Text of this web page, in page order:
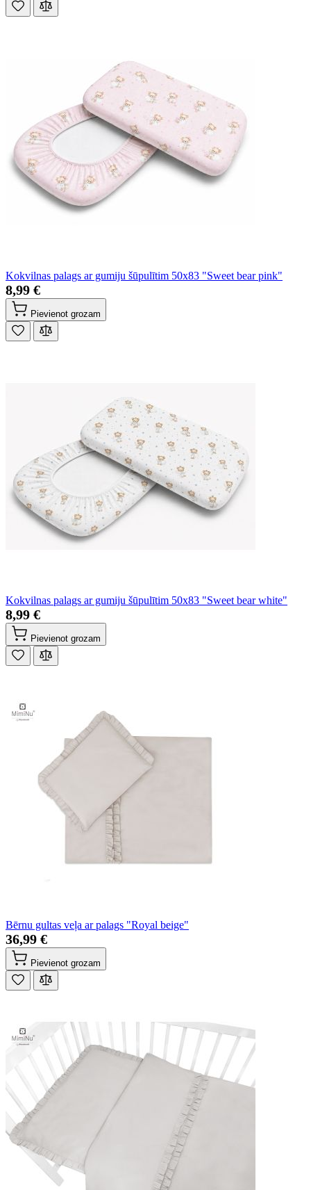
Kokvilnas palags ar gumiju šūpulītim 50x83 "Sweet bear pink"
8,99 €
Pievienot grozam
Kokvilnas palags ar gumiju šūpulītim 50x83 "Sweet bear white"
8,99 €
Pievienot grozam
Bērnu gultas veļa ar palags "Royal beige"
36,99 €
Pievienot grozam